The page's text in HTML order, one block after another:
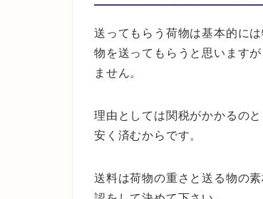
送ってもらう荷物は基本的に
物を送ってもらうと思います
ません。
理由としては関税がかかるの
安く済むからです。
送料は荷物の重さと送る物の